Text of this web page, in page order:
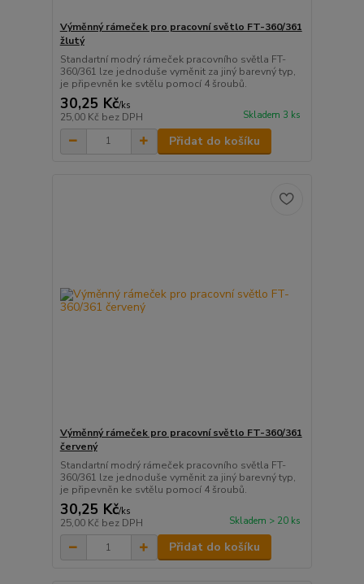
Výměnný rámeček pro pracovní světlo FT-360/361
žlutý
Standartní modrý rámeček pracovního světla FT-
360/361 lze jednoduše vyměnit za jiný barevný typ,
je připevněn ke svtělu pomocí 4 šroubů.
30,25 Kč/ks
25,00 Kč bez DPH Skladem 3 ks
Přidat do košíku
Výměnný rámeček pro pracovní světlo FT-360/361
červený
Standartní modrý rámeček pracovního světla FT-
360/361 lze jednoduše vyměnit za jiný barevný typ,
je připevněn ke svtělu pomocí 4 šroubů.
30,25 Kč/ks
25,00 Kč bez DPH Skladem > 20 ks
Přidat do košíku